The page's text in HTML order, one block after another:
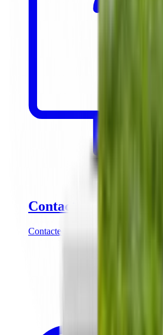
Contact
Contacteer onze partnershipmanagers